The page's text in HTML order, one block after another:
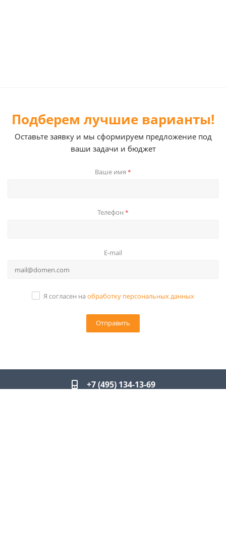
Подберем лучшие варианты!
Оставьте заявку и мы сформируем предложение под
ваши задачи и бюджет
Ваше имя *
Телефон *
E-mail
Я согласен на обработку персональных данных
+7 (495) 134-13-69